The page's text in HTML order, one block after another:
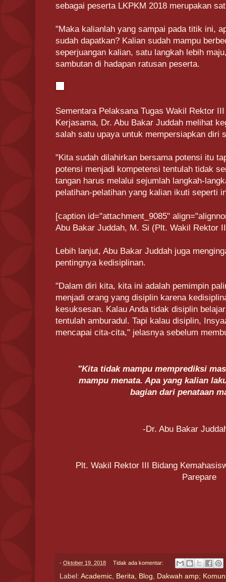
sebagai peserta LKPKM 2018 merupakan
"Maka kalianlah yang sampai pada titik ini,
sudah dapatkan? Kalian sudah mampu
seperjuangan kalian, satu langkah lebih
sambutan di hadapan ratusan peserta.
Sementara Pelaksana Tugas Wakil Rektor
Kerjasama, Dr. Abu Bakar Juddah melihat
salah satu upaya untuk mempersiapkan diri
"Kita sudah dilahirkan bersama potensi itu
potensi menjadi kompetensi tentulah tidak
tangan harus melalui sejumlah langkah-
pelatihan-pelatihan yang kalian ikuti seperti
[caption id="attachment_9085"
Abu Bakar Juddah, M. Si (Plt. Wakil Rektor
Lebih lanjut, Abu Bakar Juddah juga
pentingnya kedisiplinan.
"Dalam diri kita, kita ini adalah pemimpin
menjadi orang yang disiplin karena
kesuksesan. Kalau Anda tidak disiplin
tentulah amburadul. Tapi kalau disiplin,
mencapai cita-cita," jelasnya sebelum
"Kita tidak mampu memprediksi
mampu menata. Apa yang kalian
bagian dari penataan
-Dr. Abu Bakar
Plt. Wakil Rektor III Bidang
Parepare
- Oktober 19, 2018 Tidak ada komentar:
Label: Academic Berita Blog Dakwah amp;